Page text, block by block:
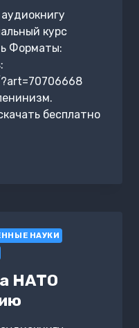
курс
Форматы:
бесплатно
НАУКИ
НАТО